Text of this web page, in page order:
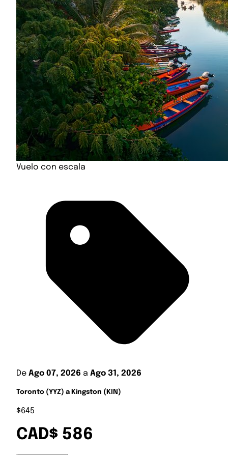
Vuelo con escala
De Ago 07, 2026 a Ago 31, 2026
Toronto (YYZ) a Kingston (KIN)
$645
CAD$ 586